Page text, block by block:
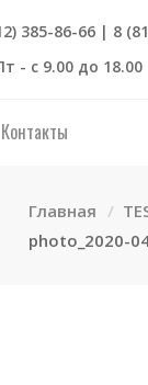
385-86-66 | 8
- с 9.00 до
Контакты
Главная
photo_2020-